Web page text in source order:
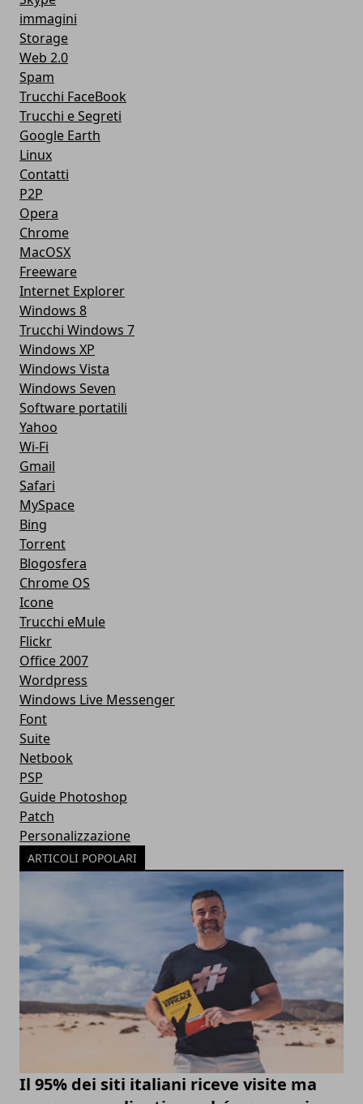
immagini
Storage
Web 2.0
Spam
Trucchi FaceBook
Trucchi e Segreti
Google Earth
Linux
Contatti
P2P
Opera
Chrome
MacOSX
Freeware
Internet Explorer
Windows 8
Trucchi Windows 7
Windows XP
Windows Vista
Windows Seven
Software portatili
Yahoo
Wi-Fi
Gmail
Safari
MySpace
Bing
Torrent
Blogosfera
Chrome OS
Icone
Trucchi eMule
Flickr
Office 2007
Wordpress
Windows Live Messenger
Font
Suite
Netbook
PSP
Guide Photoshop
Patch
Personalizzazione
ARTICOLI POPOLARI
Il 95% dei siti italiani riceve visite ma